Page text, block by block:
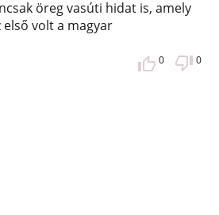
öreg vasúti hidat is, amely
első volt a magyar
0 0